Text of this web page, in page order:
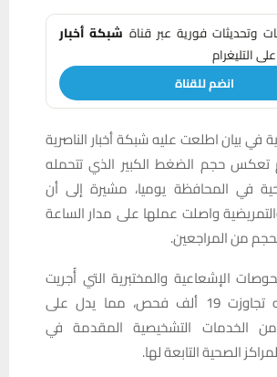
وتحديثات فورية عبر قناة شبكة أخبار
على التليغرام
انضم للقناة
في بيان اطلعت عليه شبكة أخبار الناصرية
تعكس حجم الضغط الكبير الذي تتحمله
في المحافظة يوميا، مشيرة إلى أن
واصلت عملها على مدار الساعة
من المراجعين.
الإشعاعية والمختبرية التي أُجريت
خلال اليوم ذاته تجاوزت 19 ألف فحص، مما يدل على
الخدمات التشخيصية المقدمة في
الصحية التابعة لها.